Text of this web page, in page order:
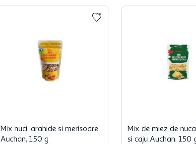
Mix nuci, arahide si merisoare
Auchan, 150 g
Mix de miez de
si caju Auchan, 150